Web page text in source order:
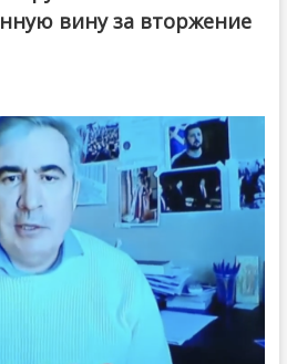
вину за вторжение